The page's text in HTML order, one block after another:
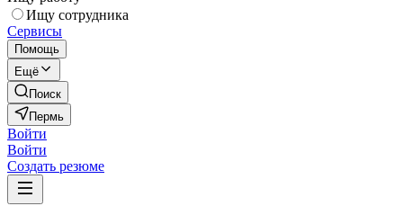
Ищу сотрудника
Сервисы
Помощь
Ещё
Поиск
Пермь
Войти
Войти
Создать резюме